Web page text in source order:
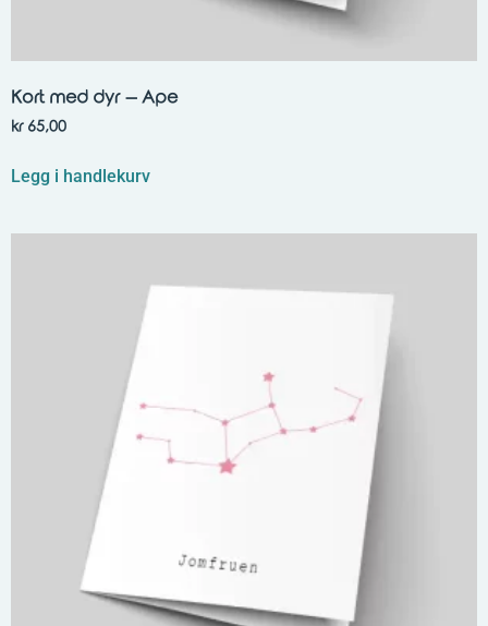
Kort med dyr – Ape
kr65,00
Legg i handlekurv